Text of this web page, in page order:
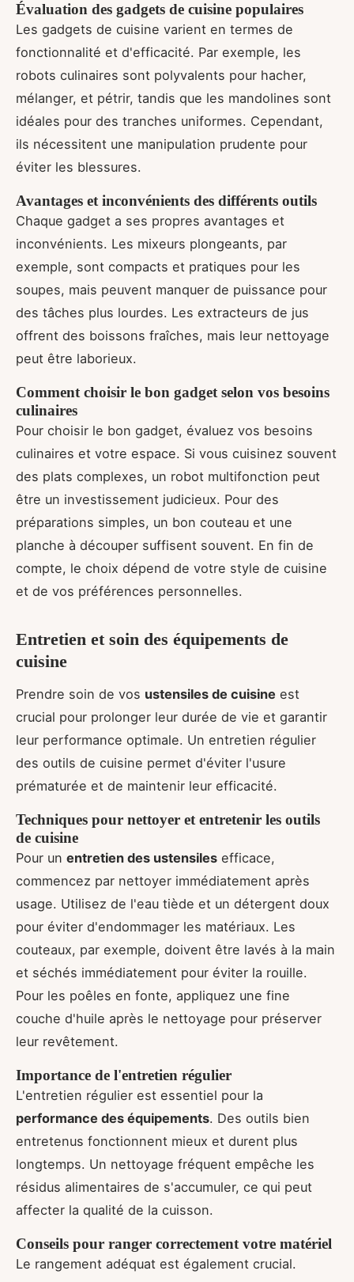
Évaluation des gadgets de cuisine populaires
Les gadgets de cuisine varient en termes de
fonctionnalité et d'efficacité. Par exemple, les
robots culinaires sont polyvalents pour hacher,
mélanger, et pétrir, tandis que les mandolines sont
idéales pour des tranches uniformes. Cependant,
ils nécessitent une manipulation prudente pour
éviter les blessures.
Avantages et inconvénients des différents outils
Chaque gadget a ses propres avantages et
inconvénients. Les mixeurs plongeants, par
exemple, sont compacts et pratiques pour les
soupes, mais peuvent manquer de puissance pour
des tâches plus lourdes. Les extracteurs de jus
offrent des boissons fraîches, mais leur nettoyage
peut être laborieux.
Comment choisir le bon gadget selon vos besoins
culinaires
Pour choisir le bon gadget, évaluez vos besoins
culinaires et votre espace. Si vous cuisinez souvent
des plats complexes, un robot multifonction peut
être un investissement judicieux. Pour des
préparations simples, un bon couteau et une
planche à découper suffisent souvent. En fin de
compte, le choix dépend de votre style de cuisine
et de vos préférences personnelles.
Entretien et soin des équipements de
cuisine
Prendre soin de vos ustensiles de cuisine est
crucial pour prolonger leur durée de vie et garantir
leur performance optimale. Un entretien régulier
des outils de cuisine permet d'éviter l'usure
prématurée et de maintenir leur efficacité.
Techniques pour nettoyer et entretenir les outils
de cuisine
Pour un entretien des ustensiles efficace,
commencez par nettoyer immédiatement après
usage. Utilisez de l'eau tiède et un détergent doux
pour éviter d'endommager les matériaux. Les
couteaux, par exemple, doivent être lavés à la main
et séchés immédiatement pour éviter la rouille.
Pour les poêles en fonte, appliquez une fine
couche d'huile après le nettoyage pour préserver
leur revêtement.
Importance de l'entretien régulier
L'entretien régulier est essentiel pour la
performance des équipements. Des outils bien
entretenus fonctionnent mieux et durent plus
longtemps. Un nettoyage fréquent empêche les
résidus alimentaires de s'accumuler, ce qui peut
affecter la qualité de la cuisson.
Conseils pour ranger correctement votre matériel
Le rangement adéquat est également crucial.